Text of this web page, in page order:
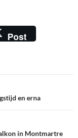
Post
en erna
in Montmartre